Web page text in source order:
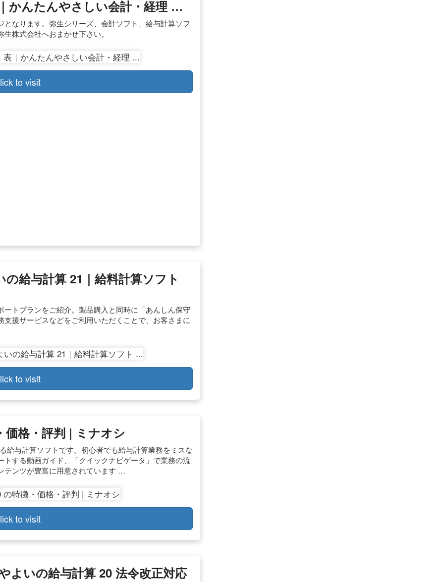
かんたんやさしい会計・経理 …
なります。弥生シリーズ、会計ソフト、給与計算ソフ
株式会社へおまかせ下さい。
to visit
給与計算 21｜給料計算ソフト
トプランをご紹介。製品購入と同時に「あんしん保守
援サービスなどをご利用いただくことで、お客さまに
to visit
価格・評判 | ミナオシ
給与計算ソフトです。初心者でも給与計算業務をミスな
する動画ガイド、「クイックナビゲータ」で業務の流
テンツが豊富に用意されています …
to visit
いの給与計算 20 法令改正対応